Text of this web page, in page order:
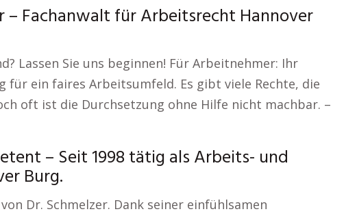
– Fachanwalt für Arbeitsrecht Hannover
Lassen Sie uns beginnen! Für Arbeitnehmer: Ihr
für ein faires Arbeitsumfeld. Es gibt viele Rechte, die
oft ist die Durchsetzung ohne Hilfe nicht machbar. –
– Seit 1998 tätig als Arbeits- und
Burg.
Dr. Schmelzer. Dank seiner einfühlsamen